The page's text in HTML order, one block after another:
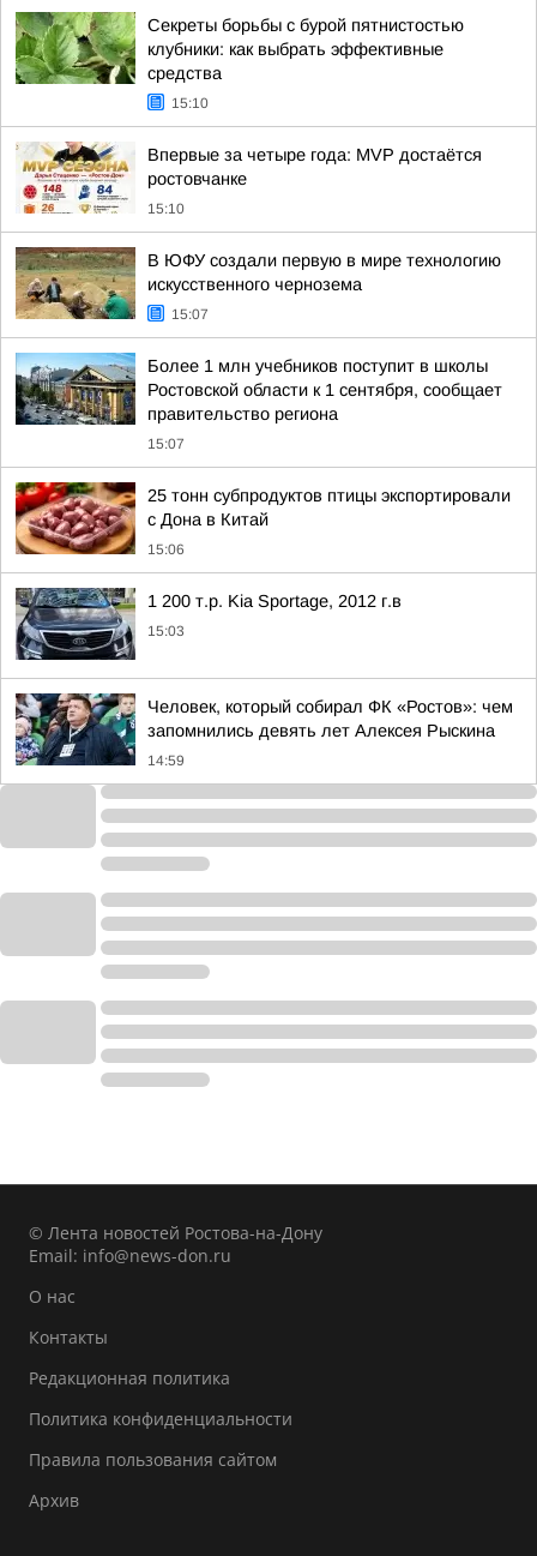
Секреты борьбы с бурой пятнистостью
клубники: как выбрать эффективные
средства
15:10
Впервые за четыре года: MVP достаётся
ростовчанке
15:10
В ЮФУ создали первую в мире технологию
искусственного чернозема
15:07
Более 1 млн учебников поступит в школы
Ростовской области к 1 сентября, сообщает
правительство региона
15:07
25 тонн субпродуктов птицы экспортировали
с Дона в Китай
15:06
1 200 т.р. Kia Sportage, 2012 г.в
15:03
Человек, который собирал ФК «Ростов»: чем
запомнились девять лет Алексея Рыскина
14:59
© Лента новостей Ростова-на-Дону
Email: info@news-don.ru
О нас
Контакты
Редакционная политика
Политика конфиденциальности
Правила пользования сайтом
Архив